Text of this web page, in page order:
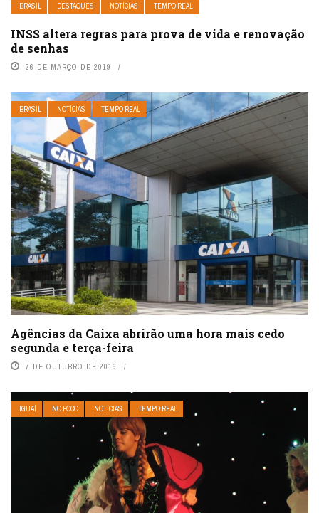
BRASIL DESTAQUES NOTÍCIAS TEMPO REAL
INSS altera regras para prova de vida e renovação
de senhas
26 DE MARÇO DE 2019
BRASIL NOTÍCIAS TEMPO REAL
Agências da Caixa abrirão uma hora mais cedo
segunda e terça-feira
7 DE OUTUBRO DE 2016
IGUAÍ NO FOCO NOTÍCIAS TEMPO REAL